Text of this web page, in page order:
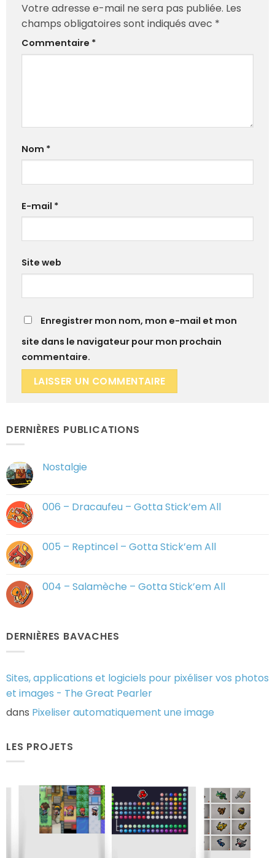
DERNIÈRES PUBLICATIONS
Nostalgie
Nostalgie
006 – Dracaufeu – Gotta Stick’em All
006
–
Stick’em
All
005 – Reptincel – Gotta Stick’em All
005
–
004 – Salamèche – Gotta Stick’em All
Salamèche
DERNIÈRES BAVACHES
Sites, applications et logiciels pour pixéliser vos photos
et images - The Great Pearler
dans Pixeliser automatiquement une image
LES PROJETS
Votre adresse e-mail ne sera pas publiée. Les
champs obligatoires sont indiqués avec *
Commentaire *
Nom *
E-mail *
Site web
Enregistrer mon nom, mon e-mail et mon
site dans le navigateur pour mon prochain
commentaire.